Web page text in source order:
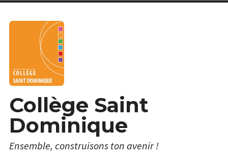
Collège Saint
Dominique
Ensemble, construisons ton avenir !